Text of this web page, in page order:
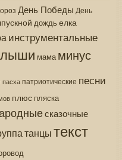
День Победы День
дождь елка
инструментальные
мама минус
пасха патриотические песни
плюс пляска
сказочные
танцытекст